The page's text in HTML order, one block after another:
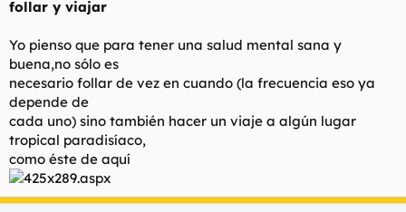
follar y viajar
Yo pienso que para tener una salud mental sana y
buena,no sólo es
necesario follar de vez en cuando (la frecuencia eso ya
depende de
cada uno) sino también hacer un viaje a algún lugar
tropical paradisíaco,
como éste de aquí